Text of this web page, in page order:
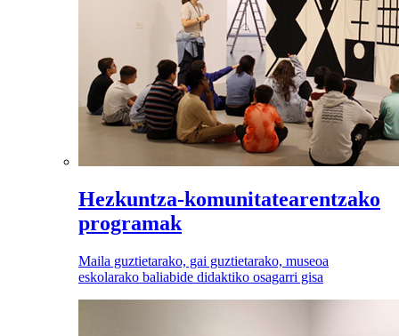
Hezkuntza-komunitatearentzako
programak
Maila guztietarako, gai guztietarako, museoa
eskolarako baliabide didaktiko osagarri gisa